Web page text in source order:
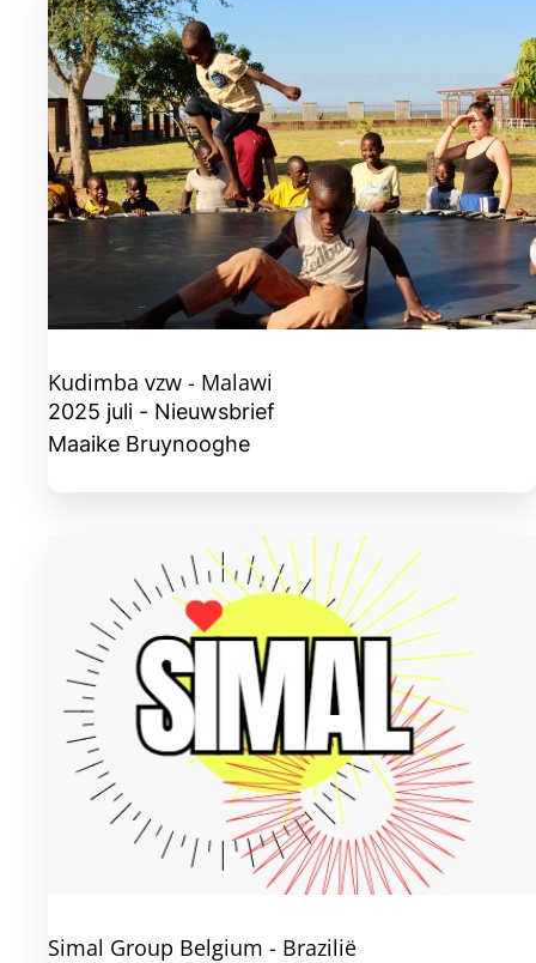
Kudimba vzw - Malawi
2025 juli - Nieuwsbrief
Maaike Bruynooghe
Simal Group Belgium - Brazilië